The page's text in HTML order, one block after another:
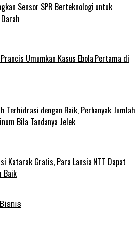
Sensor SPR Berteknologi untuk
Umumkan Kasus Ebola Pertama di
Terhidrasi dengan Baik, Perbanyak Jumlah
Bila Tandanya Jelek
Katarak Gratis, Para Lansia NTT Dapat
Baik